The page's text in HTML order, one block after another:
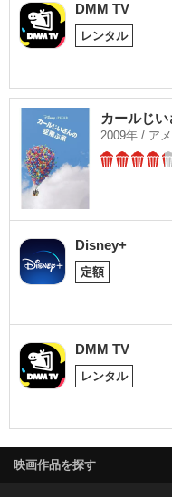
DMM TV
レンタル
カールじ
2009年 / ア
Disney+
定額
DMM TV
レンタル
映画作品を探す